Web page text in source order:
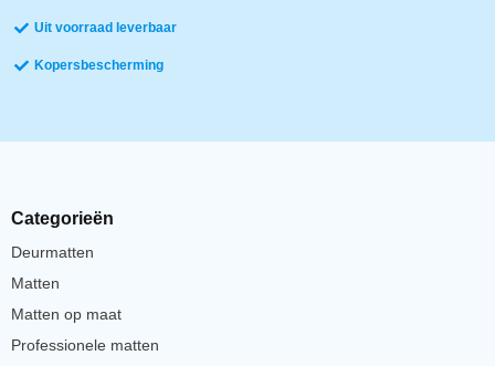
Uit voorraad leverbaar
Kopersbescherming
Categorieën
Deurmatten
Matten
Matten op maat
Professionele matten